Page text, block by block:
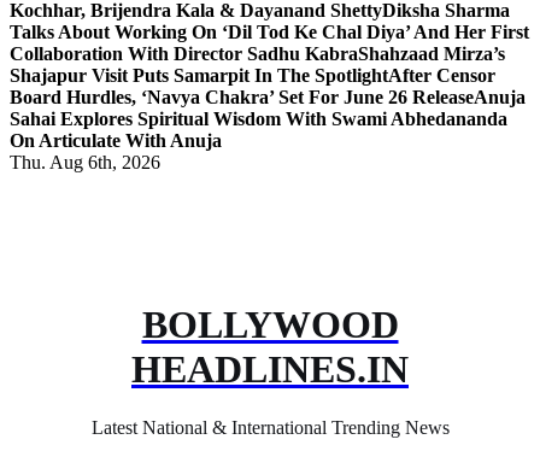
Kochhar, Brijendra Kala & Dayanand ShettyDiksha Sharma
Talks About Working On ‘Dil Tod Ke Chal Diya’ And Her First
Collaboration With Director Sadhu KabraShahzaad Mirza’s
Shajapur Visit Puts Samarpit In The SpotlightAfter Censor
Board Hurdles, ‘Navya Chakra’ Set For June 26 ReleaseAnuja
Sahai Explores Spiritual Wisdom With Swami Abhedananda
On Articulate With Anuja
Thu. Aug 6th, 2026
BOLLYWOOD
HEADLINES.IN
Latest National & International Trending News